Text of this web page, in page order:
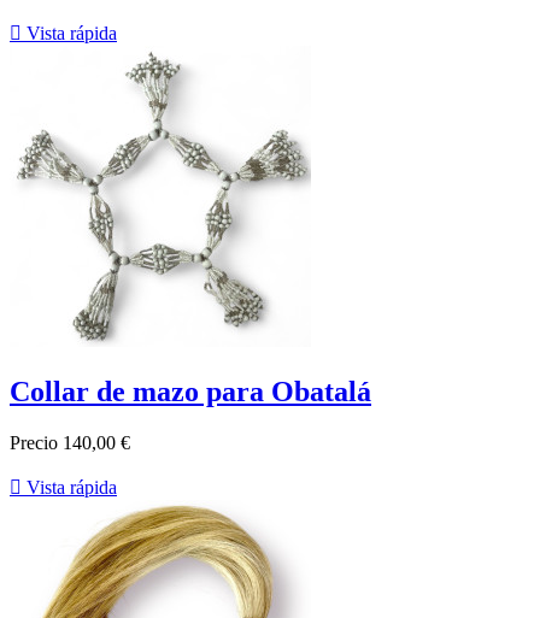
 Vista rápida
Collar de mazo para Obatalá
Precio 140,00 €
 Vista rápida